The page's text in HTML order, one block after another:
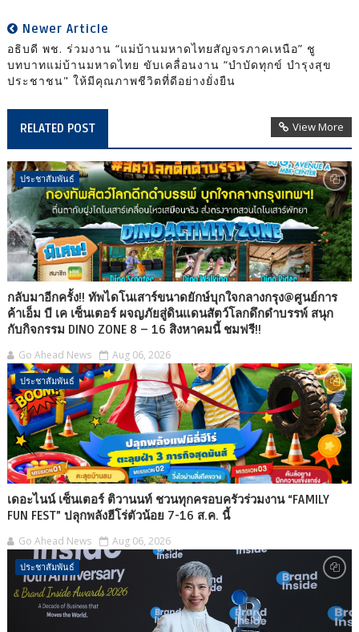
Newer Article
อธิบดี พช. ร่วมงาน “แม่บ้านมหาดไทยสัญจรภาคเหนือ” ชู
บทบาทแม่บ้านมหาดไทย ขับเคลื่อนงาน “บำบัดทุกข์ บำรุงสุข
ประชาชน" ให้มีคุณภาพชีวิตที่ดีอย่างยั่งยืน
RELATED POST View More
ประชาสัมพันธ์
กลับมาอีกครั้ง!! ทัพไดโนเสาร์ขนาดยักษ์บุกใจกลางกรุง@ศูนย์การ
ค้าเอ็ม บี เค เซ็นเตอร์ ผจญภัยสู่ดินแดนสัตว์โลกดึกดำบรรพ์ สนุก
กับกิจกรรม DINO ZONE 8 – 16 สิงหาคมนี้ ชมฟรี!!
Go Ahead News Aug 06, 2026
ประชาสัมพันธ์
เดอะไนน์ เซ็นเตอร์ ติวานนท์ ชวนทุกครอบครัวร่วมงาน “FAMILY
FUN FEST” ปลุกพลังฮีโร่ตัวน้อย 7-16 ส.ค. นี้
Go Ahead News Aug 06, 2026
ประชาสัมพันธ์